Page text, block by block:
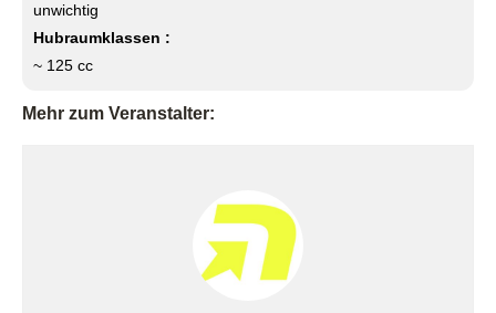
unwichtig
Hubraumklassen :
~ 125 cc
Mehr zum Veranstalter: